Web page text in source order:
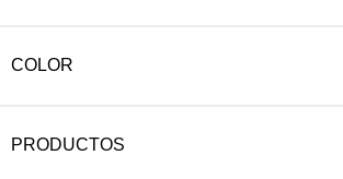
COLOR
PRODUCTOS